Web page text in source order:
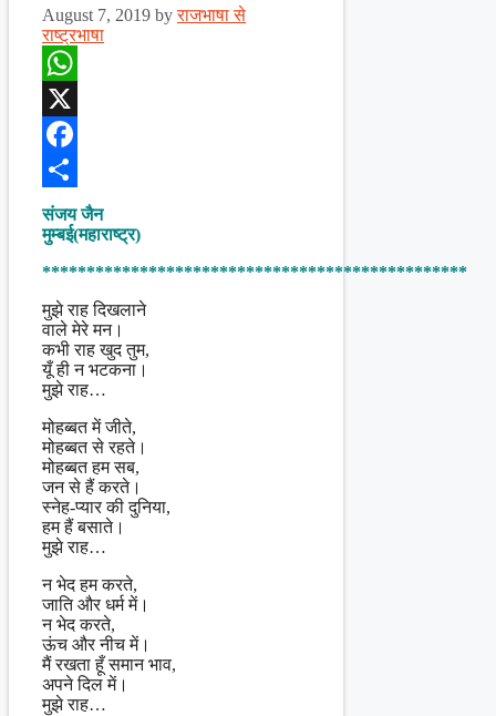
August 7, 2019 byराजभाषा से
राष्ट्रभाषा
WhatsApp
X
Facebook
Share
संजय जैन
मुम्बई(महाराष्ट्र)
************************************************
मुझे राह दिखलाने
वाले मेरे मन।
कभी राह खुद तुम,
यूँ ही न भटकना।
मुझे राह…
मोहब्बत में जीते,
मोहब्बत से रहते।
मोहब्बत हम सब,
जन से हैं करते।
स्नेह-प्यार की दुनिया,
हम हैं बसाते।
मुझे राह…
न भेद हम करते,
जाति और धर्म में।
न भेद करते,
ऊंच और नीच में।
मैं रखता हूँ समान भाव,
अपने दिल में।
मुझे राह…